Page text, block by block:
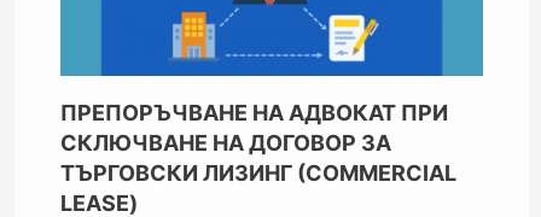
ПРЕПОРЪЧВАНЕ НА АДВОКАТ ПРИ
СКЛЮЧВАНЕ НА ДОГОВОР ЗА
ТЪРГОВСКИ ЛИЗИНГ (COMMERCIAL
LEASE)